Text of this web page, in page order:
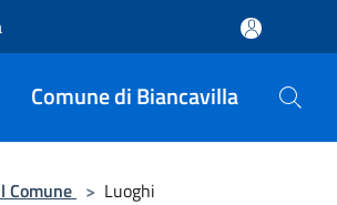
Comune di Biancavilla
Comune > Luoghi